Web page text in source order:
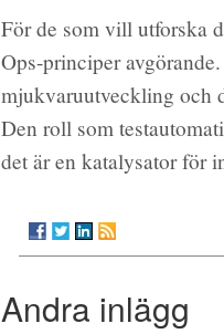
För de som vill utforska
Ops-principer
mjukvaruutveckling och
Den roll som
det är en katalysator för
Andra inlägg